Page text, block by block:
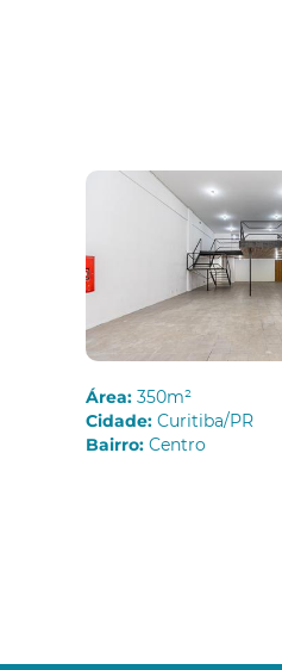
Área: 350m²
Cidade: Curitiba/PR
Bairro: Centro